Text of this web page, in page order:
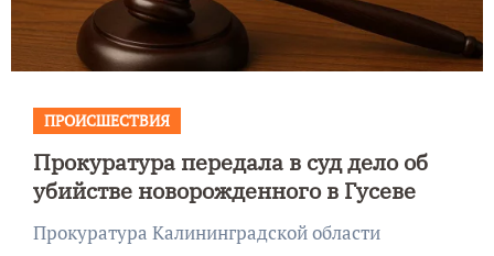
ПРОИСШЕСТВИЯ
Прокуратура передала в суд дело об
убийстве новорожденного в Гусеве
Прокуратура Калининградской области